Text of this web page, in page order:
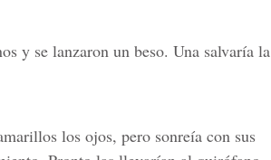
y se lanzaron un beso. Una salvaría la
los ojos, pero sonreía con sus